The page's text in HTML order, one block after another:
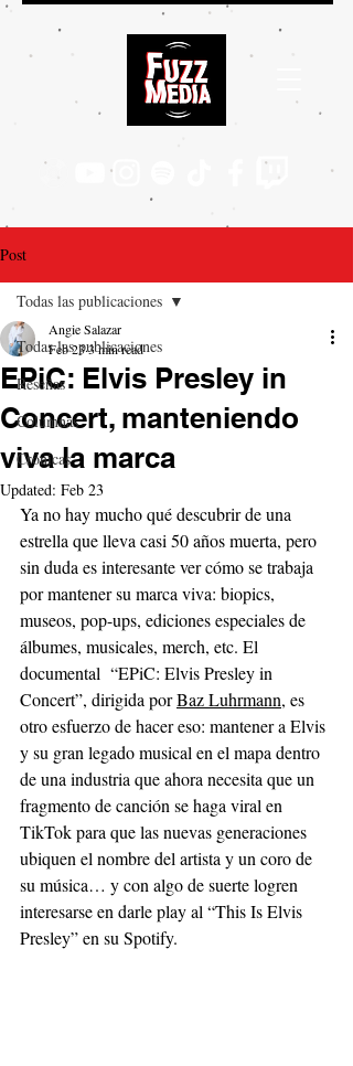
Post
Todas las publicaciones
Reseñas
Columnas
Crónicas
Todas las publicaciones
EPiC: Elvis Presley in
Concert, manteniendo
viva la marca
Angie Salazar
Feb 233 min read
Updated: Feb 23
Ya no hay mucho qué descubrir de una
estrella que lleva casi 50 años muerta, pero
sin duda es interesante ver cómo se trabaja
por mantener su marca viva: biopics,
museos, pop-ups, ediciones especiales de
álbumes, musicales, merch, etc. El
documental  “EPiC: Elvis Presley in
Concert”, dirigida por Baz Luhrmann, es
otro esfuerzo de hacer eso: mantener a Elvis
y su gran legado musical en el mapa dentro
de una industria que ahora necesita que un
fragmento de canción se haga viral en
TikTok para que las nuevas generaciones
ubiquen el nombre del artista y un coro de
su música… y con algo de suerte logren
interesarse en darle play al “This Is Elvis
Presley” en su Spotify.